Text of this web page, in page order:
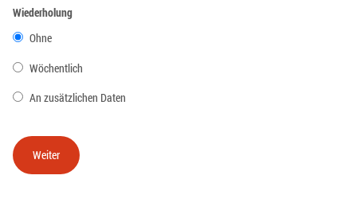
Wiederholung
Ohne
Wöchentlich
An zusätzlichen Daten